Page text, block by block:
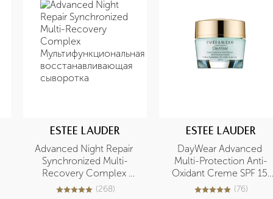
ESTEE LAUDER
Advanced Night Repair
Synchronized Multi-
Recovery Complex
Мультифункциональная
5из 5268 (268)
ESTEE LAUDER
DayWear Advanced
Multi-Protection Anti-
Oxidant Creme SPF 15
Многофункциональный
4.9из576 (76)